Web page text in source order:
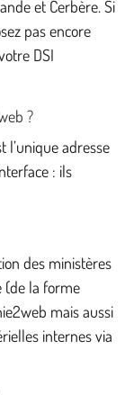
et Cerbère. Si
pas encore
DSI
?
l’unique adresse
: ils
des ministères
(de la forme
mais aussi
internes via